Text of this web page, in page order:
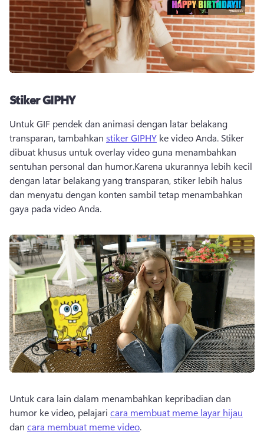
Stiker GIPHY
Untuk GIF pendek dan animasi dengan latar belakang
transparan, tambahkan stiker GIPHY ke video Anda. Stiker
dibuat khusus untuk overlay video guna menambahkan
sentuhan personal dan humor.Karena ukurannya lebih kecil
dengan latar belakang yang transparan, stiker lebih halus
dan menyatu dengan konten sambil tetap menambahkan
gaya pada video Anda.
Untuk cara lain dalam menambahkan kepribadian dan
humor ke video, pelajari cara membuat meme layar hijau
dan cara membuat meme video.